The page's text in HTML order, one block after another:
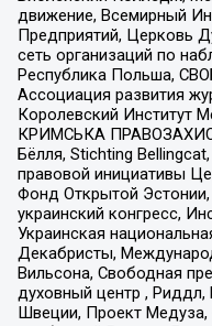
движение, Всемирный
Предприятий, Церковь
сеть организаций по
Республика Польша,
Ассоциация развития
Королевский Институт
КРИМСЬКА
Бёлля, Stichting
правовой инициативы
Фонд Открытой Эстонии,
украинский конгресс,
Украинская
Декабристы,
Вильсона, Свободная
духовный центр , Риддл,
Швеции, Проект